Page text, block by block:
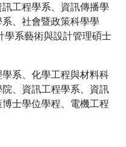
工程學系、資訊傳播學
、社會暨政策科學學
學系藝術與設計管理碩士
學系、化學工程與材料科
、資訊工程學系、資訊
士學位學程、電機工程